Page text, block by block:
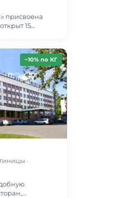
присвоена
15
−10% по КГ
·